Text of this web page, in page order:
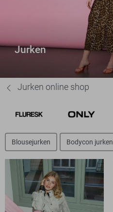
Jurken
Jurken online shop
Blousejurken Bodycon jurken